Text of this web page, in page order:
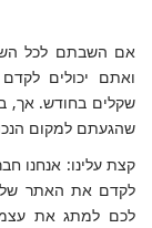
אם השבתם לכל
ואתם יכולים
שקלים בחודש. אך,
שהגעתם למקום
קצת עלינו: אנחנו
לקדם את האתר
לכם למתג את